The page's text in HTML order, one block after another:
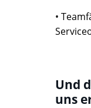
•
Und
uns